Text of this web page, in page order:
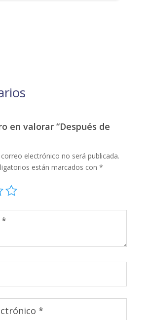
en valorar “Después de
electrónico no será publicada.
están marcados con *